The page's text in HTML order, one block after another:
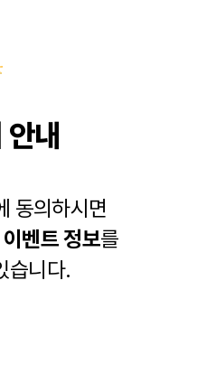
내
동의하시면
이벤트 정보를
습니다.